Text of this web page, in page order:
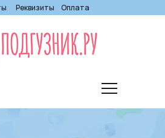
Реквизиты Оплата